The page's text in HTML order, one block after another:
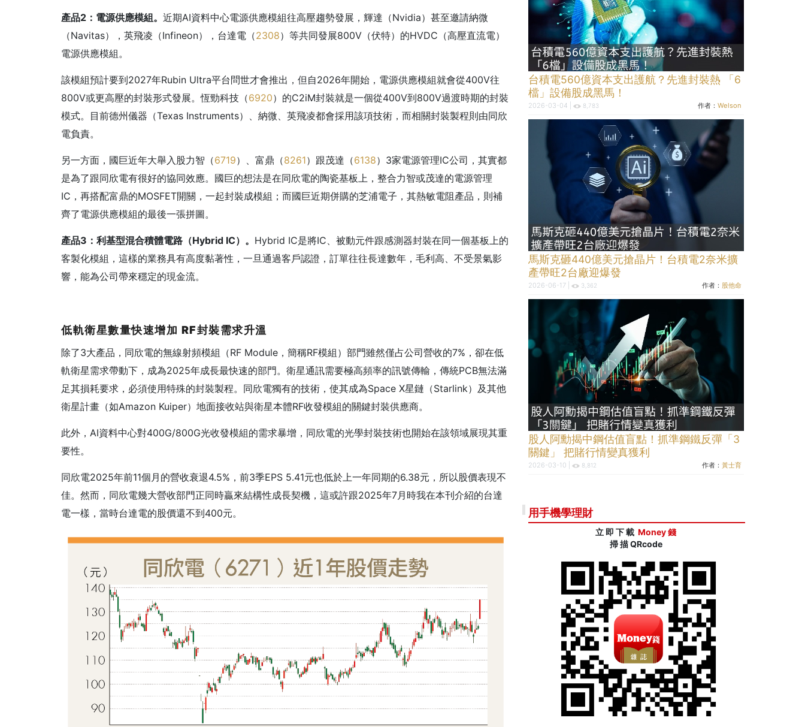
產品2 ：電源供應模組。 近期AI資料中心電源供應模組往高壓趨勢發展，輝達（Nvidia）甚至邀請納微
（Navitas），英飛凌（Infineon），台達電（2308）等共同發展800V（伏特）的HVDC（高壓直流電）
電源供應模組。
該模組預計要到2027年Rubin Ultra平台問世才會推出，但自2026年開始，電源供應模組就會從400V往
800V或更高壓的封裝形式發展。恆勁科技（6920）的C2iM封裝就是一個從400V到800V過渡時期的封裝
模式。目前德州儀器（Texas Instruments）、納微、英飛凌都會採用該項技術，而相關封裝製程則由同欣
電負責。
另一方面，國巨近年大舉入股力智（6719）、富鼎（8261）跟茂達（6138）3家電源管理IC公司，其實都
是為了跟同欣電有很好的協同效應。國巨的想法是在同欣電的陶瓷基板上，整合力智或茂達的電源管理
IC，再搭配富鼎的MOSFET開關，一起封裝成模組；而國巨近期併購的芝浦電子，其熱敏電阻產品，則補
齊了電源供應模組的最後一張拼圖。
產品3 ：利基型混合積體電路（Hybrid IC）。 Hybrid IC是將IC、被動元件跟感測器封裝在同一個基板上的
客製化模組，這樣的業務具有高度黏著性，一旦通過客戶認證，訂單往往長達數年，毛利高、不受景氣影
響，能為公司帶來穩定的現金流。
低軌衛星數量快速增加 RF封裝需求升溫
除了3大產品，同欣電的無線射頻模組（RF Module，簡稱RF模組）部門雖然僅占公司營收的7%，卻在低
軌衛星需求帶動下，成為2025年成長最快速的部門。衛星通訊需要極高頻率的訊號傳輸，傳統PCB無法滿
足其損耗要求，必須使用特殊的封裝製程。同欣電獨有的技術，使其成為Space X星鏈（Starlink）及其他
衛星計畫（如Amazon Kuiper）地面接收站與衛星本體RF收發模組的關鍵封裝供應商。
此外，AI資料中心對400G/800G光收發模組的需求暴增，同欣電的光學封裝技術也開始在該領域展現其重
要性。
同欣電2025年前11個月的營收衰退4.5%，前3季EPS 5.41元也低於上一年同期的6.38元，所以股價表現不
佳。然而，同欣電幾大營收部門正同時贏來結構性成長契機，這或許跟2025年7月時我在本刊介紹的台達
電一樣，當時台達電的股價還不到400元。
台積電560億資本支出護航？先進封裝熱 「6
檔」設備股成黑馬！
2026-03-04 | 8,783 作者：Welson
馬斯克砸440億美元搶晶片！台積電2奈米擴
產帶旺2台廠迎爆發
2026-06-17 | 3,362 作者： 股他命
股人阿勳揭中鋼估值盲點！抓準鋼鐵反彈「3
關鍵」 把賭行情變真獲利
2026-03-10 | 8,812 作者：黃士育
用手機學理財
立 即 下 載 Money 錢
掃 描 QRcode